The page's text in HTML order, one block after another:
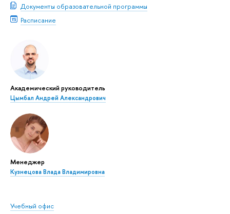
Документы образовательной программы
Расписание
Академический руководитель
Цымбал Андрей Александрович
Менеджер
Кузнецова Влада Владимировна
Учебный офис